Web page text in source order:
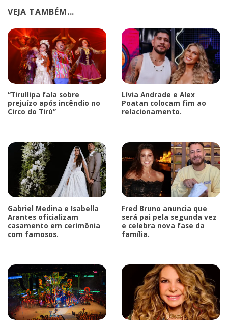
VEJA TAMBÉM...
“Tirullipa fala sobre
prejuízo após incêndio no
Circo do Tirú”
Lívia Andrade e Alex
Poatan colocam fim ao
relacionamento.
Gabriel Medina e Isabella
Arantes oficializam
casamento em cerimônia
com famosos.
Fred Bruno anuncia que
será pai pela segunda vez
e celebra nova fase da
família.